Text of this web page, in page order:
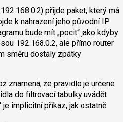
přijde paket, který má
k nahrazení jeho původní IP
bude mít „pocit“ jako kdyby
192.168.0.2, ale přímo router
směru dostaly zpátky
znamená, že pravidlo je určené
do filtrovací tabulky uvádět
je implicitní příkaz, jak ostatně